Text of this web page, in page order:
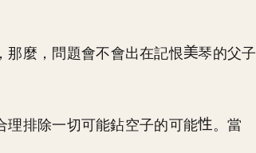
那麼，問題會不會出在記恨
琴的父子
理排除一切可能鉆空子的可能
。當